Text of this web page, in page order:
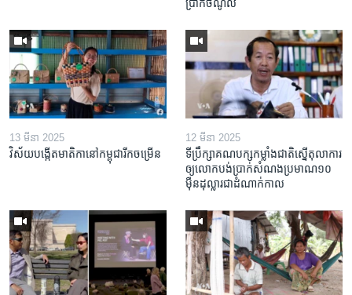
ប្រាក់​ចំណូល
13 មីនា 2025
វិស័យ​បង្កើត​មាតិកា​នៅ​កម្ពុជា​រីក​ចម្រើន
12 មីនា 2025
ទីប្រឹក្សា​គណបក្ស​កម្លាំង​ជាតិ​ស្នើ​តុលាការ​
ឲ្យ​លោក​បង់ប្រាក់​សំណង​ប្រមាណ​១០​
ម៉ឺន​ដុល្លារ​ជា​ដំណាក់កាល